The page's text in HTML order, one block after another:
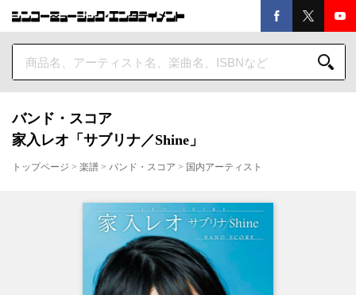
バンド・スコア
家入レオ「サブリナ／Shine」
トップページ > 楽譜 > バンド・スコア > 国内アーティスト